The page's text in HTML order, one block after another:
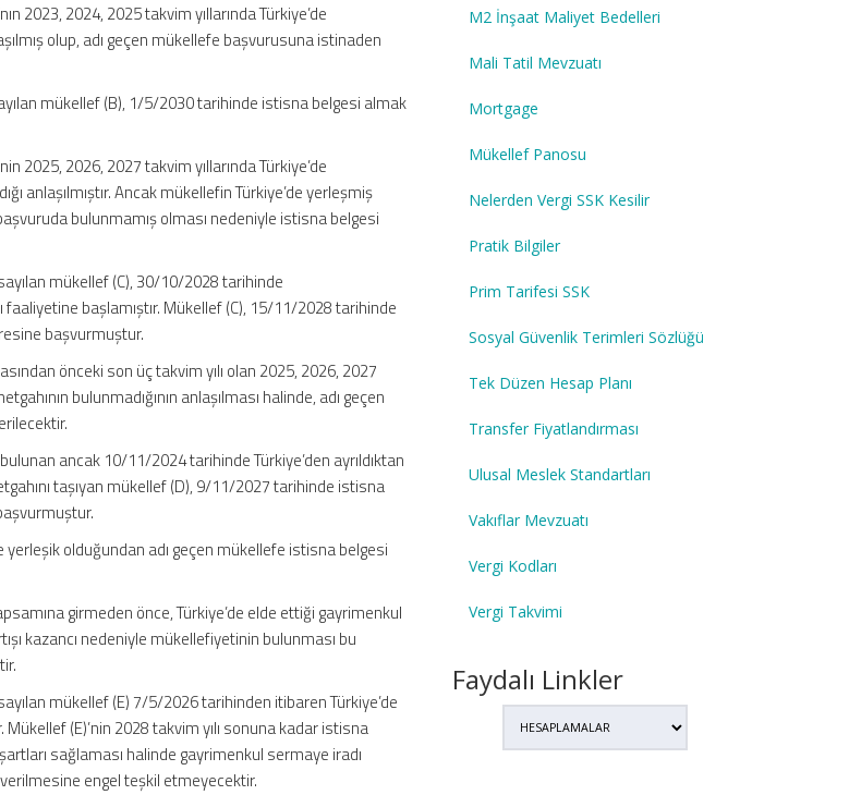
2023, 2024, 2025 takvim yıllarında Türkiye’de
olup, adı geçen mükellefe başvurusuna istinaden
mükellef (B), 1/5/2030 tarihinde istisna belgesi almak
2025, 2026, 2027 takvim yıllarında Türkiye’de
anlaşılmıştır. Ancak mükellefin Türkiye’de yerleşmiş
başvuruda bulunmamış olması nedeniyle istisna belgesi
mükellef (C), 30/10/2028 tarihinde
başlamıştır. Mükellef (C), 15/11/2028 tarihinde
başvurmuştur.
önceki son üç takvim yılı olan 2025, 2026, 2027
bulunmadığının anlaşılması halinde, adı geçen
ancak 10/11/2024 tarihinde Türkiye’den ayrıldıktan
taşıyan mükellef (D), 9/11/2027 tarihinde istisna
yerleşik olduğundan adı geçen mükellefe istisna belgesi
girmeden önce, Türkiye’de elde ettiği gayrimenkul
kazancı nedeniyle mükellefiyetinin bulunması bu
mükellef (E) 7/5/2026 tarihinden itibaren Türkiye’de
(E)’nin 2028 takvim yılı sonuna kadar istisna
sağlaması halinde gayrimenkul sermaye iradı
engel teşkil etmeyecektir.
M2 İnşaat Maliyet Bedelleri
Mali Tatil Mevzuatı
Mortgage
Mükellef Panosu
Nelerden Vergi SSK Kesilir
Pratik Bilgiler
Prim Tarifesi SSK
Sosyal Güvenlik Terimleri Sözlüğü
Tek Düzen Hesap Planı
Transfer Fiyatlandırması
Ulusal Meslek Standartları
Vakıflar Mevzuatı
Vergi Kodları
Vergi Takvimi
Faydalı Linkler